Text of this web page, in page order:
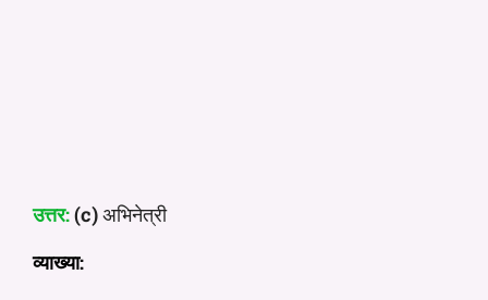
उत्तर:(c)अभिनेत्री
व्याख्या: